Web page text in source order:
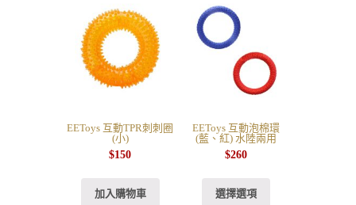
EEToys 互動TPR刺刺圈
(小)
$150
加入購物車
EEToys 互動泡棉環
(藍、紅) 水陸兩用
$260
選擇選項